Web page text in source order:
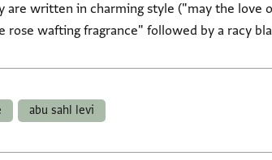
are written in charming style ("may the love
rose wafting fragrance" followed by a racy
abu sahl levi